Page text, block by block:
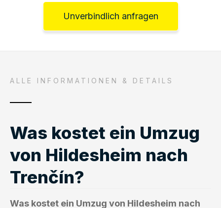
Unverbindlich anfragen
ALLE INFORMATIONEN & DETAILS
Was kostet ein Umzug
von Hildesheim nach
Trenčín?
Was kostet ein Umzug von Hildesheim nach